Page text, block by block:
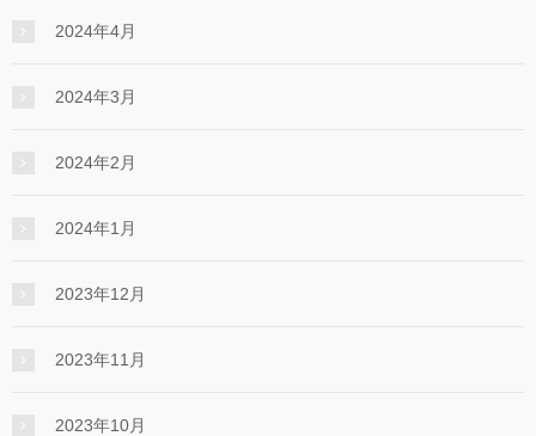
2024年4月
2024年3月
2024年2月
2024年1月
2023年12月
2023年11月
2023年10月